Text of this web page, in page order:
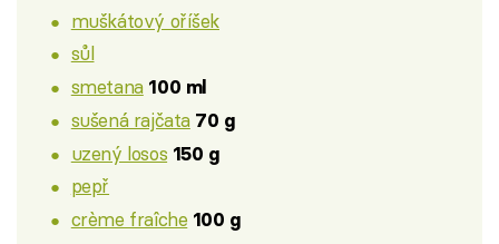
muškátový oříšek
sůl
smetana 100 ml
sušená rajčata 70 g
uzený losos 150 g
pepř
crème fraîche 100 g